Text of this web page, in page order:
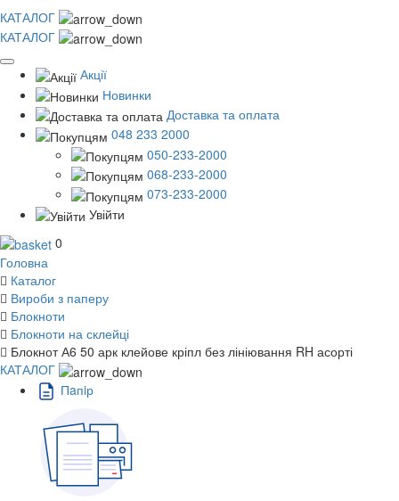
КАТАЛОГ
КАТАЛОГ
Акції
Новинки
Доставка та оплата
048 233 2000
050-233-2000
068-233-2000
073-233-2000
Увійти
0
Головна
Каталог
Вироби з паперу
Блокноти
Блокноти на склейці
Блокнот А6 50 арк клейове кріпл без лініювання RH асорті
КАТАЛОГ
Пaпiр